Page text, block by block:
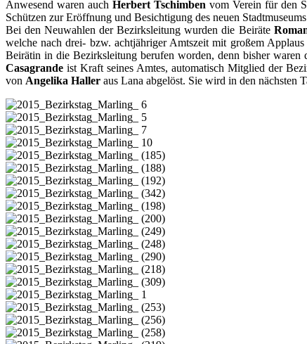
Anwesend waren auchHerbert Tschimben vom Verein für den
Schützen zur Eröffnung und Besichtigung des neuen
Bei den Neuwahlen der Bezirksleitung wurden die Beiräte
welche nach drei- bzw. achtjähriger Amtszeit mit großem
Beirätin in die Bezirksleitung berufen worden, denn bisher waren
Casagrande ist Kraft seines Amtes, automatisch Mitglied der
von Angelika Haller aus Lana abgelöst. Sie wird in den nächsten